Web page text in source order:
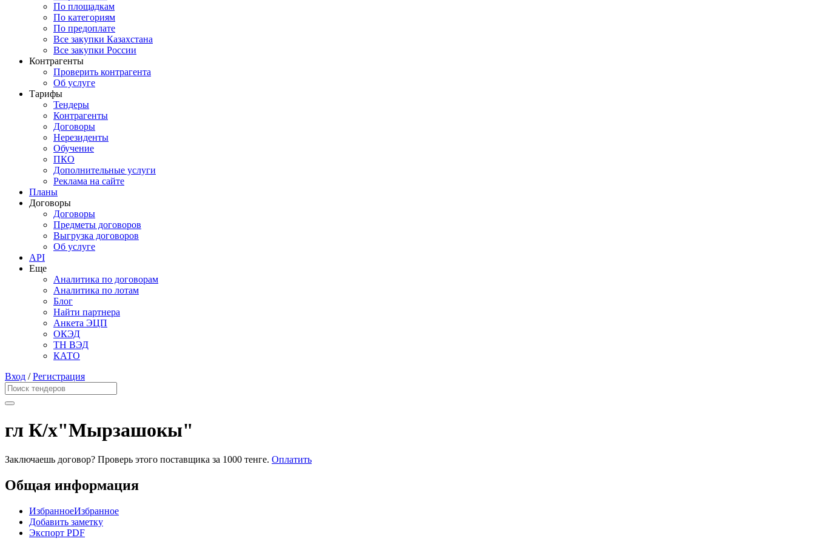
По площадкам
По категориям
По предоплате
Все закупки Казахстана
Все закупки России
Контрагенты
Проверить контрагента
Об услуге
Тарифы
Тендеры
Контрагенты
Договоры
Нерезиденты
Обучение
ПКО
Дополнительные услуги
Реклама на сайте
Планы
Договоры
Договоры
Предметы договоров
Выгрузка договоров
Об услуге
API
Еще
Аналитика по договорам
Аналитика по лотам
Блог
Найти партнера
Анкета ЭЦП
ОКЭД
ТН ВЭД
КАТО
Вход /Регистрация
гл К/х"Мырзашокы"
Заключаешь договор? Проверь этого поставщика за 1000 тенге. Оплатить
Общая информация
ИзбранноеИзбранное
Добавить заметку
Экспорт PDF